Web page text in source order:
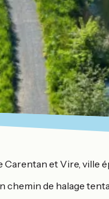
et Vire, ville
chemin de halage